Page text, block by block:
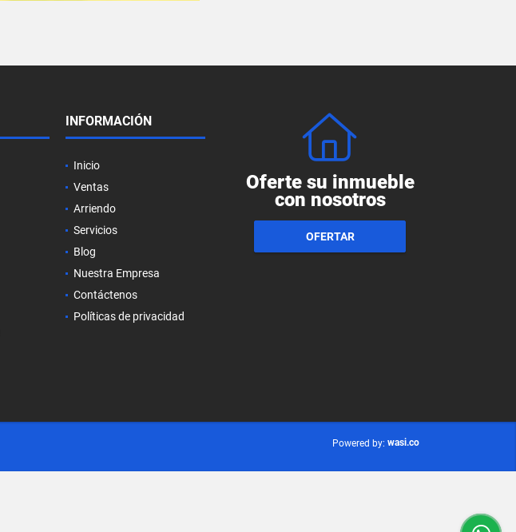
INFORMACIÓN
Inicio
Ventas
Arriendo
Servicios
Blog
Nuestra Empresa
Contáctenos
Políticas de privacidad
Oferte su inmueble
con nosotros
OFERTAR
Powered by: wasi.co